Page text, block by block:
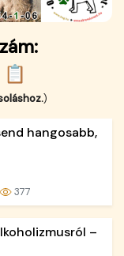
)
hangosabb,
377
–